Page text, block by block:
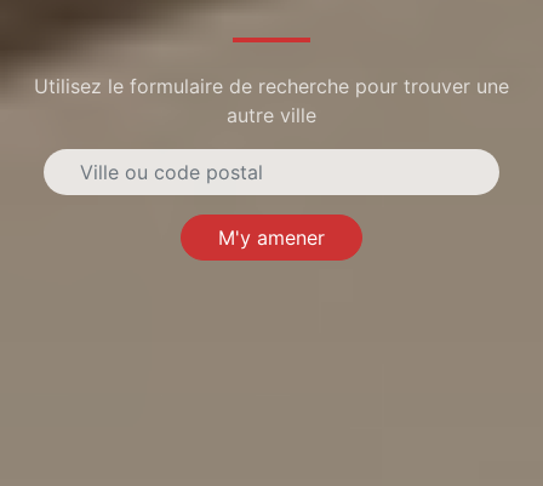
Utilisez le formulaire de recherche pour trouver une
autre ville
M'y amener